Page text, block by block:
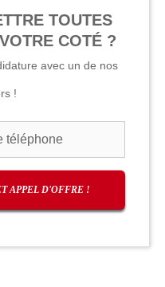
TOUTES
COTÉ ?
avec un de nos
!